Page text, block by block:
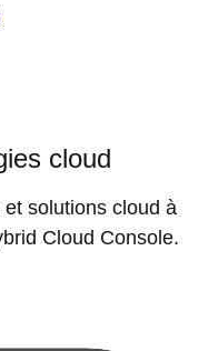
cloud
solutions cloud à
Cloud Console.